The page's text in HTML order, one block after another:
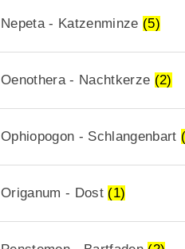
Nepeta - Katzenminze (5)
Oenothera - Nachtkerze (2)
Ophiopogon - Schlangenbart
Origanum - Dost (1)